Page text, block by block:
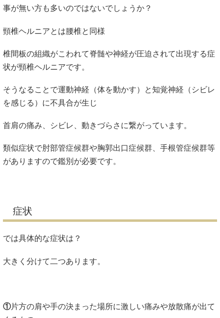
事が無い方も多いのではないでしょうか？
頸椎ヘルニアとは腰椎と同様
椎間板の組織がこわれて脊髄や神経が圧迫されて出現する症
状が頸椎ヘルニアです。
そうなることで運動神経（体を動かす）と知覚神経（シビレ
を感じる）に不具合が生じ
首肩の痛み、シビレ、動きづらさに繋がっています。
類似症状で肘部管症候群や胸郭出口症候群、手根管症候群等
がありますので鑑別が必要です。
症状
では具体的な症状は？
大きく分けて二つあります。
①片方の肩や手の決まった場所に激しい痛みや放散痛が出て